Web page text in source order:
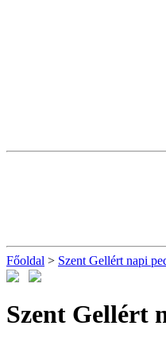
Főoldal > Szent Gellért napi
Szent Gellért